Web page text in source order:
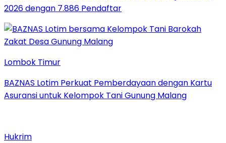
2026 dengan 7.886 Pendaftar
Lombok Timur
BAZNAS Lotim Perkuat Pemberdayaan dengan Kartu
Asuransi untuk Kelompok Tani Gunung Malang
Hukrim